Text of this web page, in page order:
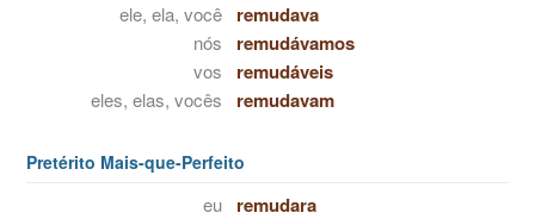
ele, ela, você remudava
nós remudávamos
vos remudáveis
eles, elas, vocês remudavam
Pretérito Mais-que-Perfeito
eu remudara